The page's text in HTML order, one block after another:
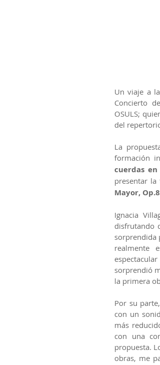
Un viaje a
Concierto
OSULS;
del
La
formación
cuerdas en
presentar
Mayor,
Ignacia
disfrutando
sorprendida
realmente
sorprendió
la primera
Por su
con un
más
con una
propuesta.
obras, me